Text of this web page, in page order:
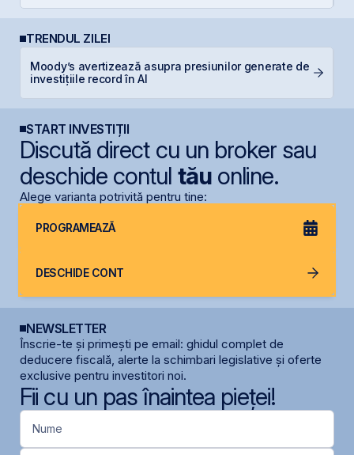
TRENDUL ZILEI
Moody’s avertizează asupra presiunilor generate de
investițiile record în AI
START INVESTIȚII
Discută direct cu un broker sau
deschide contul tăuonline.
Alege varianta potrivită pentru tine:
PROGRAMEAZĂ
DESCHIDE CONT
NEWSLETTER
Înscrie-te și primești pe email: ghidul complet de
deducere fiscală, alerte la schimbari legislative și oferte
exclusive pentru investitori noi.
Fii cu un pas înaintea pieței!
Nume